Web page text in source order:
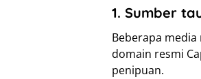
1. Sumber
Beberapa
domain resmi
penipuan.